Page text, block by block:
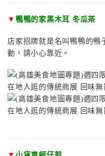
▼ 鴨鴨的家黑木耳 冬瓜茶
店家招牌就是名叫鴨鴨的鴨
動，請小心靠近。